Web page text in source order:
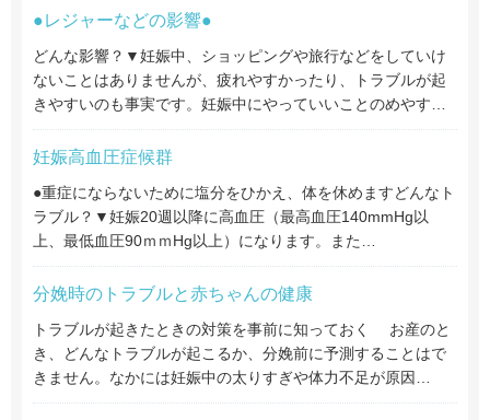
●レジャーなどの影響●
どんな影響？▼妊娠中、ショッピングや旅行などをしていけ
ないことはありませんが、疲れやすかったり、トラブルが起
きやすいのも事実です。妊娠中にやっていいことのめやす…
妊娠高血圧症候群
●重症にならないために塩分をひかえ、体を休めますどんなト
ラブル？▼妊娠20週以降に高血圧（最高血圧140mmHg以
上、最低血圧90ｍｍHg以上）になります。また…
分娩時のトラブルと赤ちゃんの健康
トラブルが起きたときの対策を事前に知っておく お産のと
き、どんなトラブルが起こるか、分娩前に予測することはで
きません。なかには妊娠中の太りすぎや体力不足が原因…